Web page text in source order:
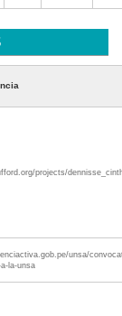
projects/
unsa/
la-unsa